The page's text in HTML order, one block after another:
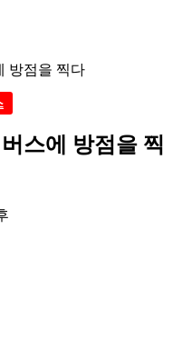
방점을 찍다
스에 방점을 찍